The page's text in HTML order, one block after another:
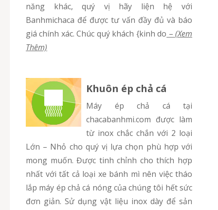
năng khác, quý vị hãy liện hệ với
Banhmichaca để được tư vấn đầy đủ và báo
giá chính xác. Chúc quý khách {kinh do –(Xem
Thêm)
Khuôn ép chả cá
Máy ép chả cá tại
chacabanhmi.com được làm
từ inox chắc chắn với 2 loại
Lớn – Nhỏ cho quý vị lựa chọn phù hợp với
mong muốn. Được tinh chỉnh cho thích hợp
nhất với tất cả loại xe bánh mì nên việc tháo
lắp máy ép chả cá nóng của chúng tôi hết sức
đơn giản. Sử dụng vật liệu inox dày để sản